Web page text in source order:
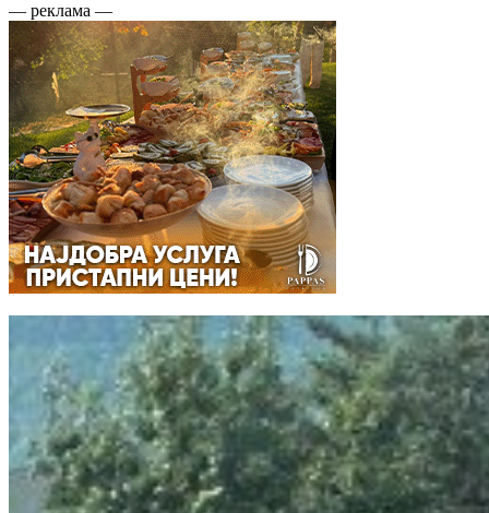
— реклама —